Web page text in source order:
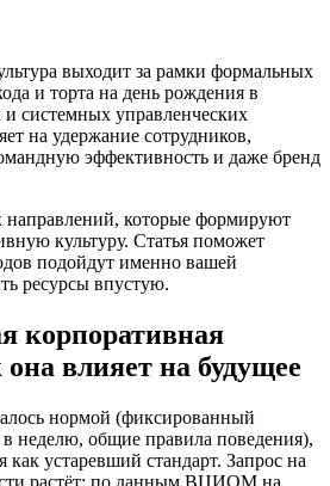
выходит за рамки формальных
и торта на день рождения в
и системных управленческих
на удержание сотрудников,
эффективность и даже бренд
которые формируют
культуру. Статья поможет
подойдут именно вашей
ресурсы впустую.
корпоративная
влияет на будущее
нормой (фиксированный
неделю, общие правила поведения),
как устаревший стандарт. Запрос на
растёт: по данным ВЦИОМ на